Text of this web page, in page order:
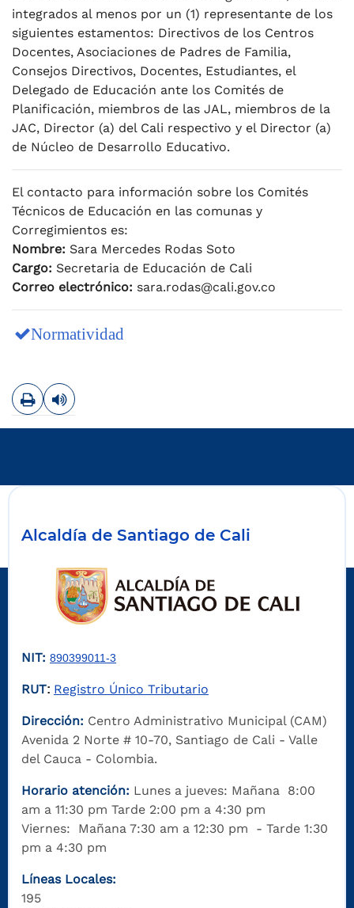
integrados al menos por un (1) representante de los
siguientes estamentos: Directivos de los Centros
Docentes, Asociaciones de Padres de Familia,
Consejos Directivos, Docentes, Estudiantes, el
Delegado de Educación ante los Comités de
Planificación, miembros de las JAL, miembros de la
JAC, Director (a) del Cali respectivo y el Director (a)
de Núcleo de Desarrollo Educativo.
El contacto para información sobre los Comités
Técnicos de Educación en las comunas y
Corregimientos es:
Nombre: Sara Mercedes Rodas Soto
Cargo: Secretaria de Educación de Cali
Correo electrónico: sara.rodas@cali.gov.co
Normatividad
ImprimirLeer contenido
Alcaldía de Santiago de Cali
NIT: 890399011-3
RUT: Registro Único Tributario
Dirección: Centro Administrativo Municipal (CAM)
Avenida 2 Norte # 10-70, Santiago de Cali - Valle
del Cauca - Colombia.
Horario atención: Lunes a jueves: Mañana 8:00
am a 11:30 pm Tarde 2:00 pm a 4:30 pm
Viernes: Mañana 7:30 am a 12:30 pm - Tarde 1:30
pm a 4:30 pm
Líneas Locales:
195